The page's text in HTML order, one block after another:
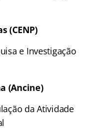
(CENP)
e Investigação
(Ancine)
da Atividade